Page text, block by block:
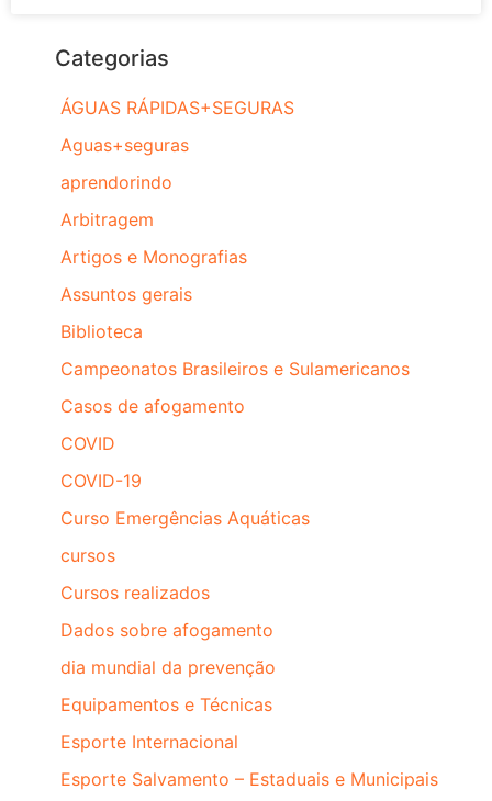
Categorias
ÁGUAS RÁPIDAS+SEGURAS
Aguas+seguras
aprendorindo
Arbitragem
Artigos e Monografias
Assuntos gerais
Biblioteca
Campeonatos Brasileiros e Sulamericanos
Casos de afogamento
COVID
COVID-19
Curso Emergências Aquáticas
cursos
Cursos realizados
Dados sobre afogamento
dia mundial da prevenção
Equipamentos e Técnicas
Esporte Internacional
Esporte Salvamento – Estaduais e Municipais